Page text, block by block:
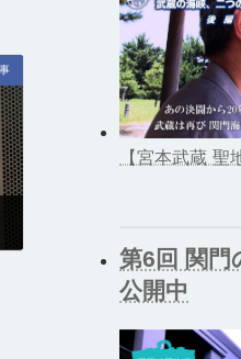
【宮本武蔵
第6回 関門
公開中